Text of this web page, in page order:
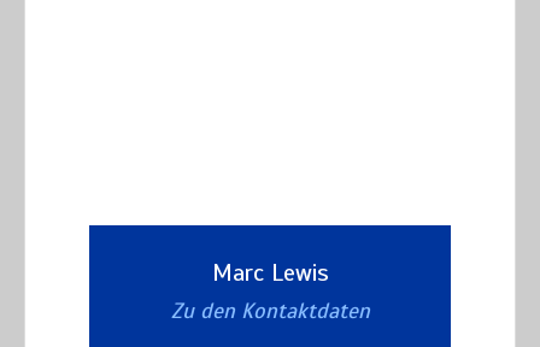
Marc Lewis
Zu den Kontaktdaten